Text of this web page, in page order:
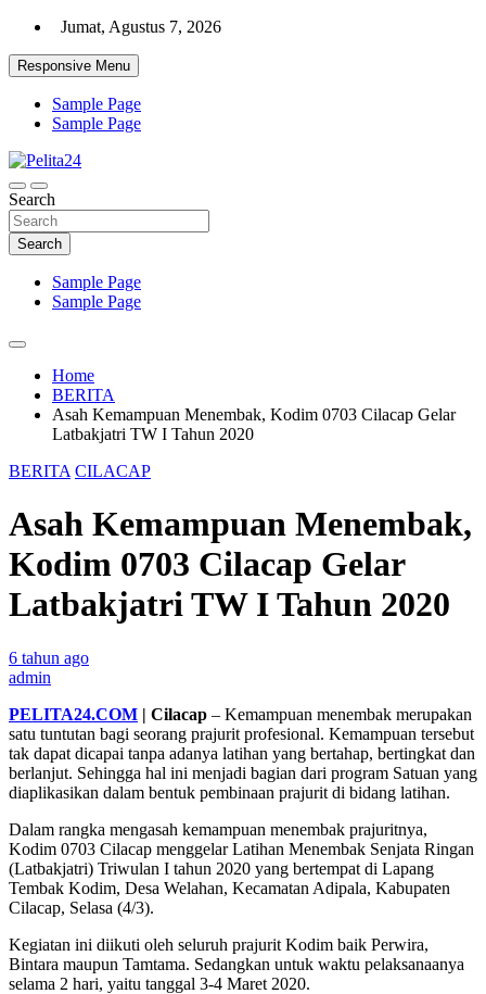
Skip
content
Jumat, Agustus 7, 2026
Responsive Menu
Sample Page
Sample Page
Pelita24
Aktual, Mendalam dan Terpercaya
Search
Search
Sample Page
Sample Page
Home
BERITA
Asah Kemampuan Menembak, Kodim 0703 Cilacap Gelar
Latbakjatri TW I Tahun 2020
BERITA CILACAP
Asah Kemampuan Menembak,
Kodim 0703 Cilacap Gelar
Latbakjatri TW I Tahun 2020
6 tahun ago
admin
PELITA24.COM | Cilacap – Kemampuan menembak merupakan
satu tuntutan bagi seorang prajurit profesional. Kemampuan tersebut
tak dapat dicapai tanpa adanya latihan yang bertahap, bertingkat dan
berlanjut. Sehingga hal ini menjadi bagian dari program Satuan yang
diaplikasikan dalam bentuk pembinaan prajurit di bidang latihan.
Dalam rangka mengasah kemampuan menembak prajuritnya,
Kodim 0703 Cilacap menggelar Latihan Menembak Senjata Ringan
(Latbakjatri) Triwulan I tahun 2020 yang bertempat di Lapang
Tembak Kodim, Desa Welahan, Kecamatan Adipala, Kabupaten
Cilacap, Selasa (4/3).
Kegiatan ini diikuti oleh seluruh prajurit Kodim baik Perwira,
Bintara maupun Tamtama. Sedangkan untuk waktu pelaksanaanya
selama 2 hari, yaitu tanggal 3-4 Maret 2020.